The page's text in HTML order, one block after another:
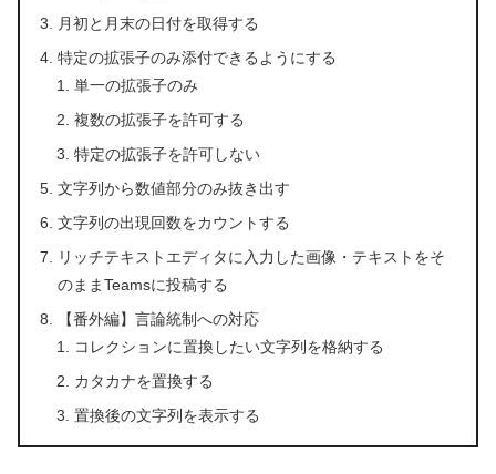
月初と月末の日付を取得する
特定の拡張子のみ添付できるようにする
単一の拡張子のみ
複数の拡張子を許可する
特定の拡張子を許可しない
文字列から数値部分のみ抜き出す
文字列の出現回数をカウントする
リッチテキストエディタに入力した画像・テキストをそ
のままTeamsに投稿する
【番外編】言論統制への対応
コレクションに置換したい文字列を格納する
カタカナを置換する
置換後の文字列を表示する